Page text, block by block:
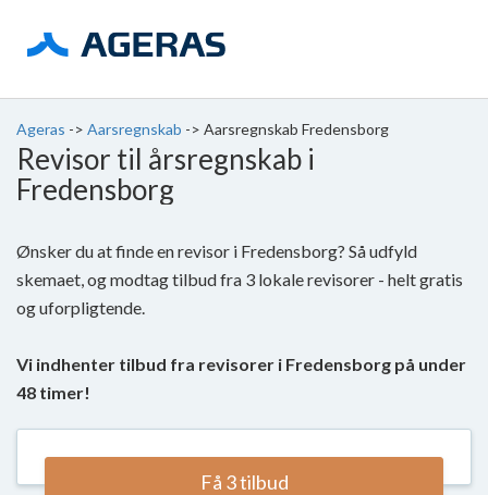
Ageras -> Aarsregnskab -> Aarsregnskab Fredensborg
Revisor til årsregnskab i
Fredensborg
Ønsker du at finde en revisor i Fredensborg? Så udfyld
skemaet, og modtag tilbud fra 3 lokale revisorer - helt gratis
og uforpligtende.
Vi indhenter tilbud fra revisorer i Fredensborg på under
48 timer!
Få 3 tilbud